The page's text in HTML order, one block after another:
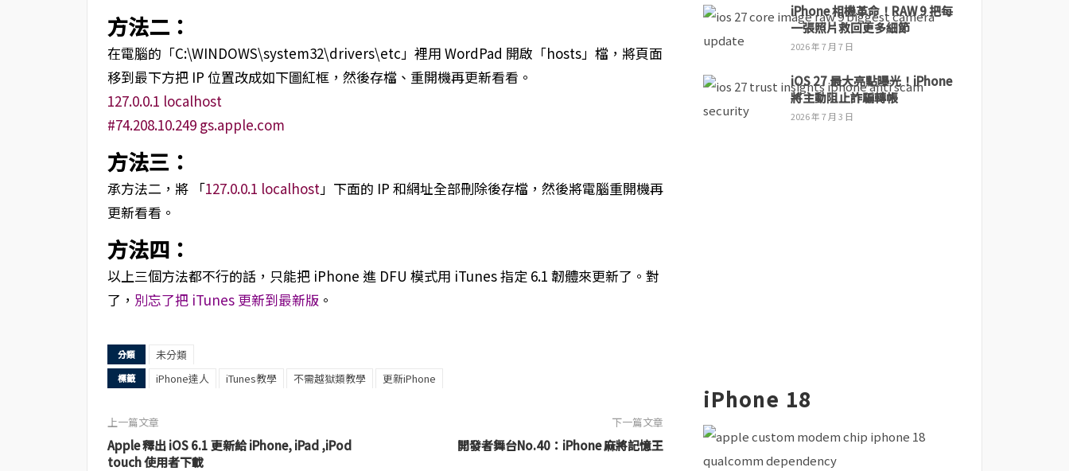
方法二：
在電腦的「C:\WINDOWS\system32\drivers\etc」裡用 WordPad 開啟「hosts」檔，將頁面
移到最下方把 IP 位置改成如下圖紅框，然後存檔、重開機再更新看看。
127.0.0.1 localhost
#74.208.10.249 gs.apple.com
方法三：
承方法二，將 「127.0.0.1 localhost」下面的 IP 和網址全部刪除後存檔，然後將電腦重開機再
更新看看。
方法四：
以上三個方法都不行的話，只能把 iPhone 進 DFU 模式用 iTunes 指定 6.1 韌體來更新了。對
了， 別忘了把 iTunes 更新到最新版。
分類 未分類
標籤 iPhone達人 iTunes教學 不需越獄類教學 更新iPhone
上一篇文章
Apple 釋出 iOS 6.1 更新給 iPhone, iPad ,iPod
touch 使用者下載
下一篇文章
開發者舞台No.40：iPhone 麻將記憶王
iPhone 相機革命！RAW 9 把每
一張照片救回更多細節
2026 年 7 月 7 日
iOS 27 最大亮點曝光！iPhone
將主動阻止詐騙轉帳
2026 年 7 月 3 日
iPhone 18